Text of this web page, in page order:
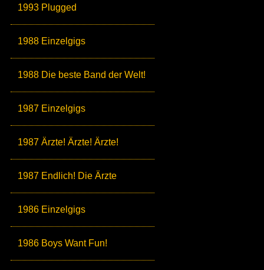
1993 Plugged
1988 Einzelgigs
1988 Die beste Band der Welt!
1987 Einzelgigs
1987 Ärzte! Ärzte! Ärzte!
1987 Endlich! Die Ärzte
1986 Einzelgigs
1986 Boys Want Fun!